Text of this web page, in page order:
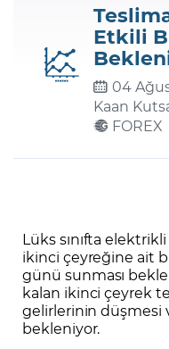
Şifremi Unuttum
Etkili
04
Kaan
FOREX
Lüks sınıfta
ikinci çeyreğine ait
günü sunması
kalan ikinci çeyrek
gelirlerinin düşmesi
bekleniyor.